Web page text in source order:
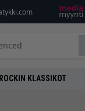
KLASSIKOT